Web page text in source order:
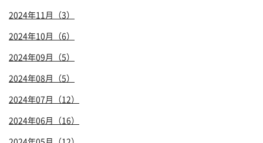
2024年11月（3）
2024年10月（6）
2024年09月（5）
2024年08月（5）
2024年07月（12）
2024年06月（16）